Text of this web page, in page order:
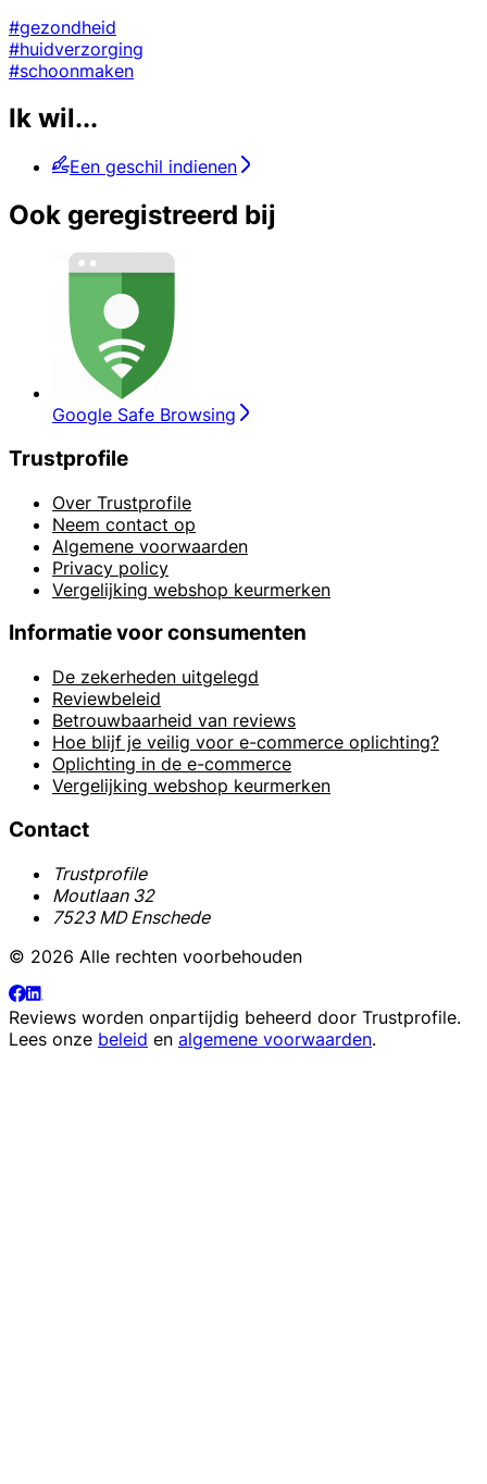
#gezondheid
#huidverzorging
#schoonmaken
Ik wil...
Een geschil indienen
Ook geregistreerd bij
Google Safe Browsing
Trustprofile
Over Trustprofile
Neem contact op
Algemene voorwaarden
Privacy policy
Vergelijking webshop keurmerken
Informatie voor consumenten
De zekerheden uitgelegd
Reviewbeleid
Betrouwbaarheid van reviews
Hoe blijf je veilig voor e-commerce oplichting?
Oplichting in de e-commerce
Vergelijking webshop keurmerken
Contact
Trustprofile
Moutlaan 32
7523 MD Enschede
© 2026 Alle rechten voorbehouden
Reviews worden onpartijdig beheerd door Trustprofile.
Lees onze beleid en algemene voorwaarden.